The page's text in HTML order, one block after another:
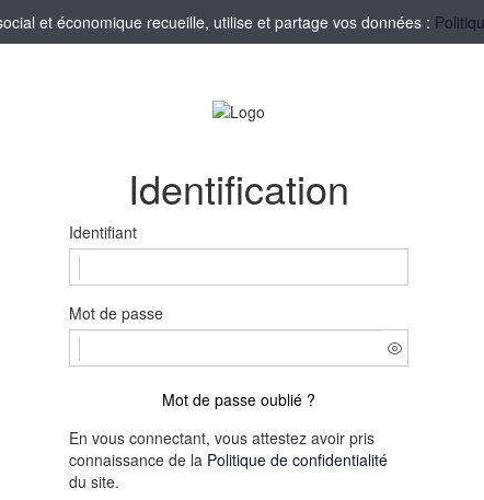
et économique recueille, utilise et partage vos données :
Identification
Identifiant
Mot de passe
Mot de passe oublié ?
En vous connectant, vous attestez avoir pris
connaissance de la Politique de confidentialité
du site.